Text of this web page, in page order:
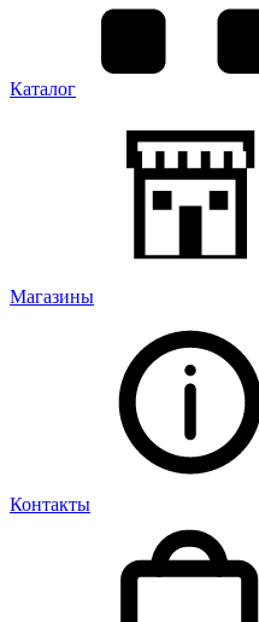
Каталог
Магазины
Контакты